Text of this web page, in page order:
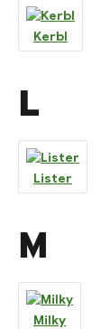
Kerbl
L
Lister
M
Milky